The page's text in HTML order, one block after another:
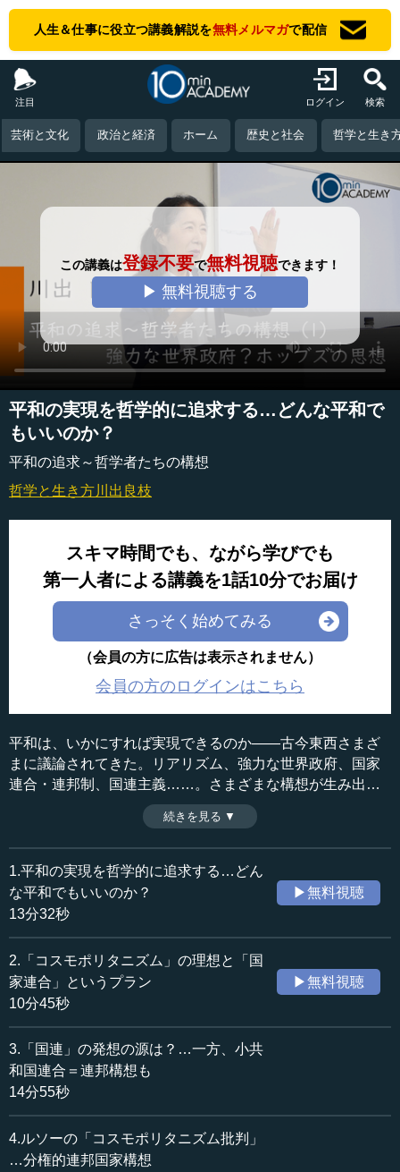
人生＆仕事に役立つ講義解説を無料メルマガで配信
注目 ログイン 検索
芸術と文化 政治と経済 ホーム 歴史と社会 哲学と生き
この講義は登録不要で無料視聴できます！
▶ 無料視聴する
平和の実現を哲学的に追求する…どんな平和で
もいいのか？
平和の追求～哲学者たちの構想
哲学と生き方川出良枝
スキマ時間でも、ながら学びでも
第一人者による講義を1話10分でお届け
さっそく始めてみる
（会員の方に広告は表示されません）
会員の方のログインはこちら
平和は、いかにすれば実現できるのか――古今東西さまざ
まに議論されてきた。リアリズム、強力な世界政府、国家
連合・連邦制、国連主義……。さまざまな構想が生み出さ
れてきたが、ここで考えなければならないのは「平和」だ
けで良いのかという問題である。いかなる平和が望ましい
のか。平和と自由をどう両立できるか。今回の講義では、
哲学者たちが平和実現のためにどのような構想を考えたの
かを追っていく。まず17世紀の哲学者トマス・ホッブズの
思想から導き出される「平和」を考える。（2025年8月2日
※司会者：川上達史（テンミニッツ・アカデミー編集長）
収録日：2025年8月2日
追加日：2025年12月8日
カテゴリー：
哲学・思想
国際
国際一般
≪全文≫
―― 本日でございますが、川出良枝先生に「平和の追
求」というテーマでお話をいただきます。本当にこのまま
で国連は大丈夫なのか、世界の平和がどうなるのかといっ
たことがいま、非常に大きな問題になっています。そもそ
もこの平和について、平和をいかに維持するかということ
について、例えばヨーロッパの哲学者をはじめ皆さんがど
続きを見る ▼
1.平和の実現を哲学的に追求する…どん
な平和でもいいのか？
13分32秒
▶無料視聴
2.「コスモポリタニズム」の理想と「国
家連合」というプラン
10分45秒
▶無料視聴
3.「国連」の発想の源は？…一方、小共
和国連合＝連邦構想も
14分55秒
4.ルソーの「コスモポリタニズム批判」
…分権的連邦国家構想